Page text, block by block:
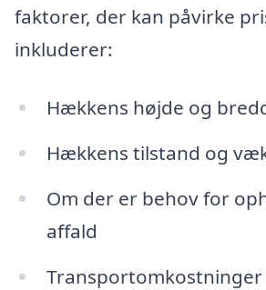
faktorer, der kan påvirke
inkluderer:
Hækkens højde og
Hækkens tilstand og
Om der er behov for
affald